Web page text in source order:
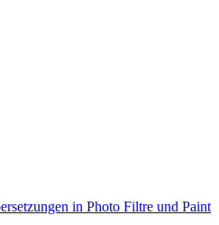
in Photo Filtre und Paint